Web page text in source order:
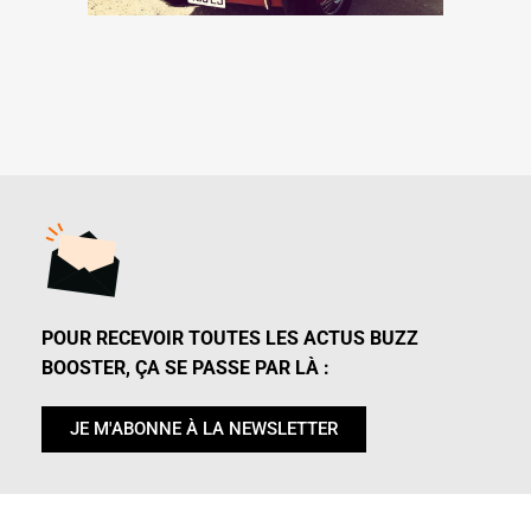
POUR RECEVOIR TOUTES LES ACTUS BUZZ
BOOSTER, ÇA SE PASSE PAR LÀ :
JE M'ABONNE À LA NEWSLETTER